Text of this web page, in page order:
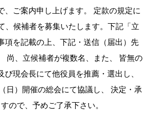
、ご案内申し上げます。 定款の規定に
、候補者を募集いたします。下記「立
項を記載の上、下記・送信（届出）先
尚、立候補者が複数名、また、 皆無の
び現会長にて他役員を推薦・選出し、
日）開催の総会にて協議し、 決定・承
ので、予めご了承下さい。